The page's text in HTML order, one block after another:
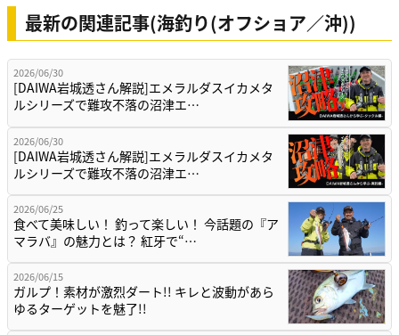
最新の関連記事(海釣り(オフショア／沖))
2026/06/30
[DAIWA岩城透さん解説]エメラルダスイカメタ
ルシリーズで難攻不落の沼津エ…
2026/06/30
[DAIWA岩城透さん解説]エメラルダスイカメタ
ルシリーズで難攻不落の沼津エ…
2026/06/25
食べて美味しい！ 釣って楽しい！ 今話題の『ア
マラバ』の魅力とは？ 紅牙で“…
2026/06/15
ガルプ！素材が激烈ダート!! キレと波動があら
ゆるターゲットを魅了!!